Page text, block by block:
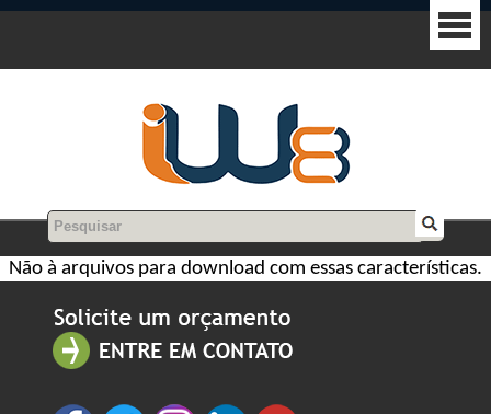
Não à arquivos para download com essas características.